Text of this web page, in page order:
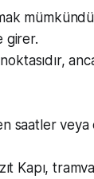
girer.
saatler
Kapı,